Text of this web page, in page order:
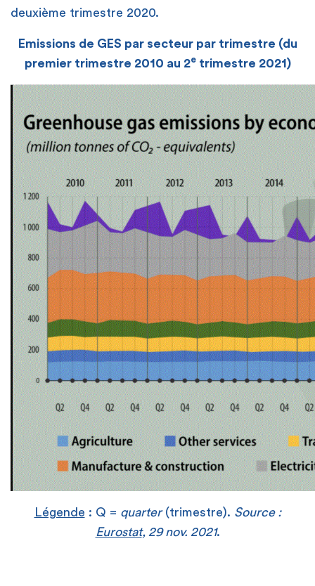
deuxième trimestre 2020.
Emissions de GES par secteur par trimestre (du
premier trimestre 2010 au 2etrimestre 2021)
Légende : Q = quarter(trimestre). Source :
Eurostat, 29 nov. 2021.